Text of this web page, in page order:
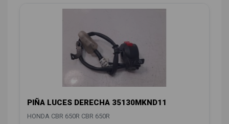
PIÑA LUCES DERECHA 35130MKND11
HONDA CBR 650R CBR 650R